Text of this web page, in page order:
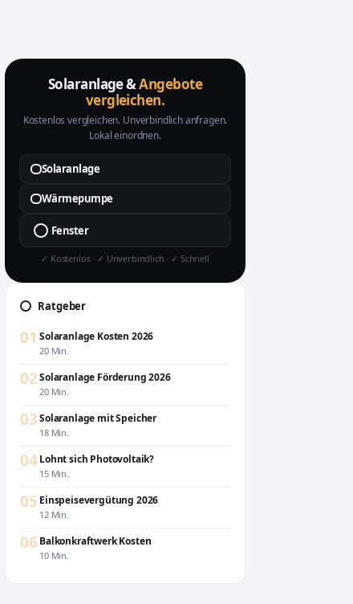
Solaranlage &Angebote
vergleichen.
Kostenlos vergleichen. Unverbindlich anfragen.
Lokal einordnen.
Solaranlage
Wärmepumpe
Fenster
✓ Kostenlos · ✓ Unverbindlich · ✓ Schnell
Ratgeber
01 Solaranlage Kosten 2026
20 Min.
02Solaranlage Förderung 2026
20 Min.
03Solaranlage mit Speicher
18 Min.
04Lohnt sich Photovoltaik?
15 Min.
05 Einspeisevergütung 2026
12 Min.
06 Balkonkraftwerk Kosten
10 Min.